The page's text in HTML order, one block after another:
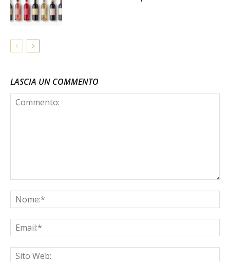
LASCIA UN COMMENTO